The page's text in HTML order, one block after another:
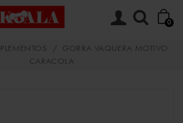
0
/
GORRA VAQUERA MOTIVO
CARACOLA